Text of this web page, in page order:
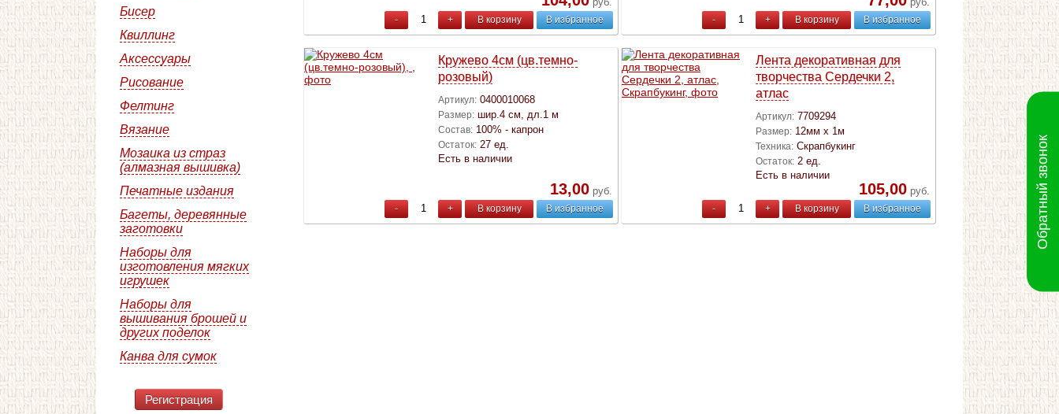
Бисер
Квиллинг
Аксессуары
Рисование
Фелтинг
Вязание
Мозаика из страз
(алмазная вышивка)
Печатные издания
Багеты, деревянные
заготовки
Наборы для
изготовления мягких
игрушек
Наборы для
вышивания брошей и
других поделок
Канва для сумок
Регистрация
- + В корзину В избранное - + В корзину В избранное
Кружево 4см (цв.темно-
розовый)
Артикул: 0400010068
Размер: шир.4 см, дл.1 м
Состав: 100% - капрон
Остаток: 27 ед.
Есть в наличии
13,00 руб.
- + В корзину В избранное
Лента декоративная для
творчества Сердечки 2,
атлас
Артикул: 7709294
Размер: 12мм х 1м
Техника: Скрапбукинг
Остаток: 2 ед.
Есть в наличии
105,00 руб.
- + В корзину В избранное Обратный звонок